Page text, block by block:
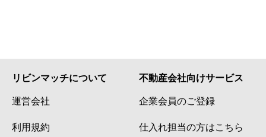
リビンマッチについて
運営会社
利用規約
不動産会社向けサービス
企業会員のご登録
仕入れ担当の方はこちら